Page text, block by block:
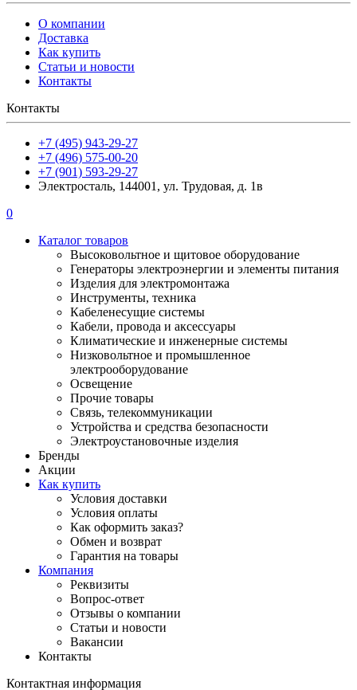
О компании
Доставка
Как купить
Статьи и новости
Контакты
Контакты
+7 (495) 943-29-27
+7 (496) 575-00-20
+7 (901) 593-29-27
Электросталь, 144001, ул. Трудовая, д. 1в
0
Каталог товаров
Высоковольтное и щитовое оборудование
Генераторы электроэнергии и элементы питания
Изделия для электромонтажа
Инструменты, техника
Кабеленесущие системы
Кабели, провода и аксессуары
Климатические и инженерные системы
Низковольтное и промышленное
электрооборудование
Освещение
Прочие товары
Связь, телекоммуникации
Устройства и средства безопасности
Электроустановочные изделия
Бренды
Акции
Как купить
Условия доставки
Условия оплаты
Как оформить заказ?
Обмен и возврат
Гарантия на товары
Компания
Реквизиты
Вопрос-ответ
Отзывы о компании
Статьи и новости
Вакансии
Контакты
Контактная информация